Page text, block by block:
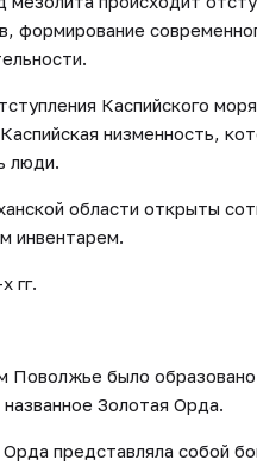
формирование
Каспийского
низменность,
люди.
области открыты
инвентарем.
гг.
Поволжье было образовано
Золотая Орда.
представляла собой